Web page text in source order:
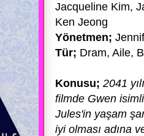
Jacqueline Kim,
Ken Jeong
Yönetmen;
Tür; Dram, Aile,
Konusu; 2041
filmde Gwen
Jules'in yaşam
iyi olması adına